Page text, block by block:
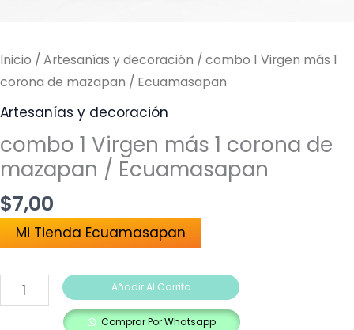
Inicio / Artesanías y decoración / combo 1 Virgen más 1
corona de mazapan / Ecuamasapan
Artesanías y decoración
combo 1 Virgen más 1 corona de
mazapan / Ecuamasapan
$7,00
Mi Tienda Ecuamasapan
Añadir Al Carrito
Comprar Por Whatsapp